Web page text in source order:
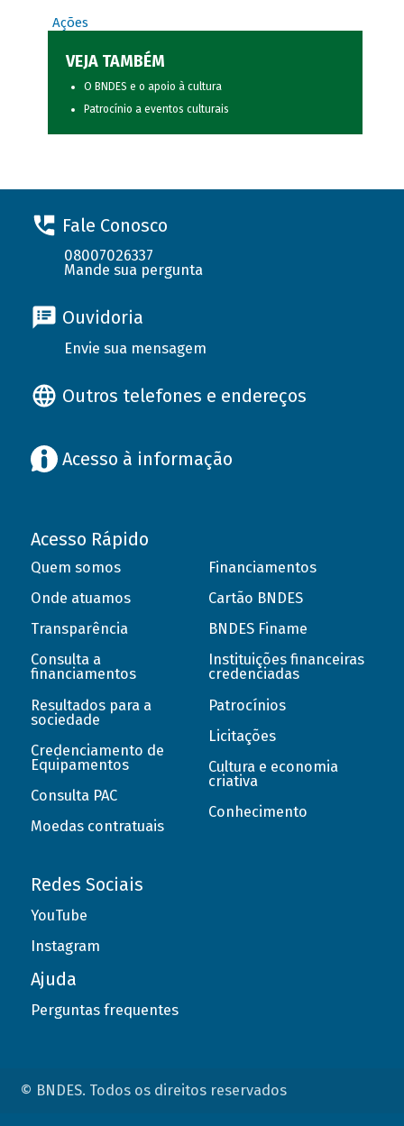
Ações
VEJA TAMBÉM
O BNDES e o apoio à cultura
Patrocínio a eventos culturais
Fale Conosco
08007026337
Mande sua pergunta
Ouvidoria
Envie sua mensagem
Outros telefones e endereços
Acesso à informação
Acesso Rápido
Quem somos
Onde atuamos
Transparência
Consulta a
financiamentos
Resultados para a
sociedade
Credenciamento de
Equipamentos
Consulta PAC
Moedas contratuais
Financiamentos
Cartão BNDES
BNDES Finame
Instituições financeiras
credenciadas
Patrocínios
Licitações
Cultura e economia
criativa
Conhecimento
Redes Sociais
YouTube
Instagram
Ajuda
Perguntas frequentes
© BNDES. Todos os direitos reservados